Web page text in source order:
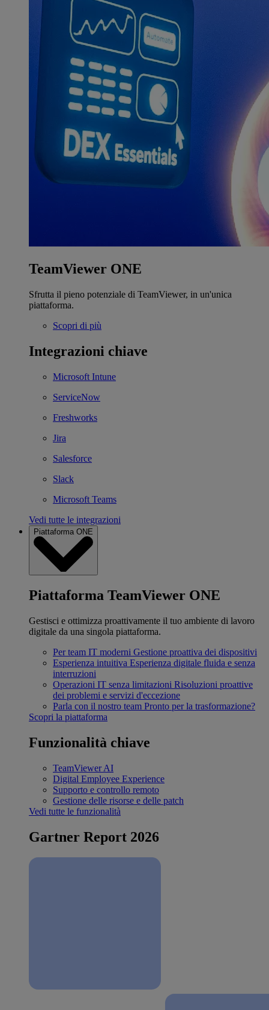
TeamViewer ONE
Sfrutta il pieno potenziale di TeamViewer, in un'unica
piattaforma.
Scopri di più
Integrazioni chiave
Microsoft Intune
ServiceNow
Freshworks
Jira
Salesforce
Slack
Microsoft Teams
Vedi tutte le integrazioni
Piattaforma ONE
Piattaforma TeamViewer ONE
Gestisci e ottimizza proattivamente il tuo ambiente di lavoro
digitale da una singola piattaforma.
Per team IT moderni Gestione proattiva dei dispositivi
Esperienza intuitiva Esperienza digitale fluida e senza
interruzioni
Operazioni IT senza limitazioni Risoluzioni proattive
dei problemi e servizi d'eccezione
Parla con il nostro team Pronto per la trasformazione?
Scopri la piattaforma
Funzionalità chiave
TeamViewer AI
Digital Employee Experience
Supporto e controllo remoto
Gestione delle risorse e delle patch
Vedi tutte le funzionalità
Gartner Report 2026